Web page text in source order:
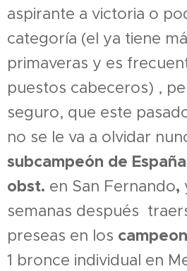
aspirante a victoria o
categoría (el ya tiene
primaveras y es
puestos cabeceros) ,
seguro, que este
no se le va a olvidar
subcampeón de
obst. en San Fernando,
semanas después
preseas en los
1 bronce individual en